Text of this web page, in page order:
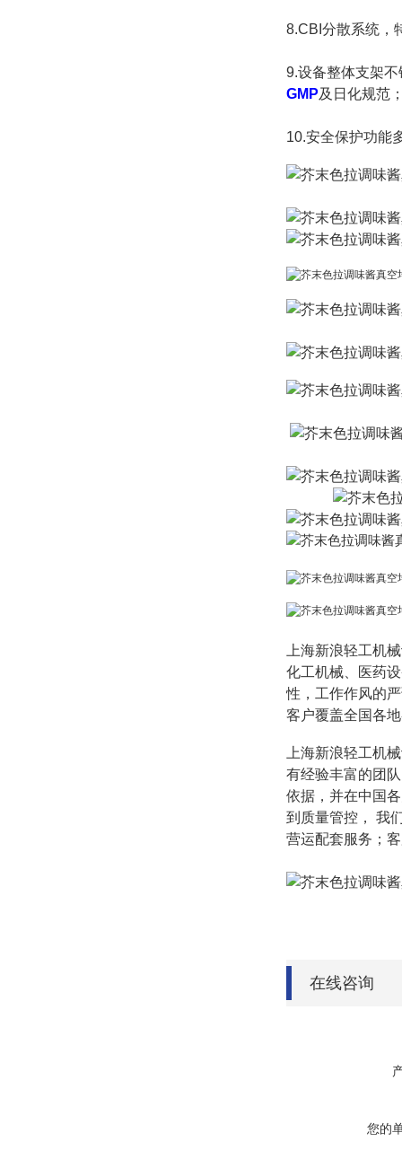
8.CBI分散系统，
9.设备整体支架
GMP及日化规范
10.安全保护功能
上海新浪轻工机
化工机械、医药
性，工作作风的
客户覆盖全国各
上海新浪轻工机
有经验丰富的团
依据，并在中国
到质量管控，
我
营运配套服务；
在线咨询
您的